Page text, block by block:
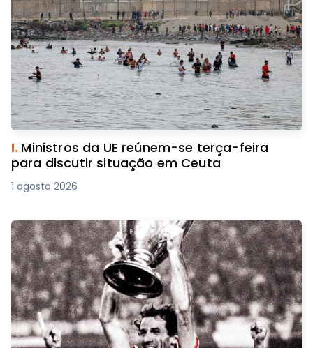
I. Ministros da UE reúnem-se terça-feira
para discutir situação em Ceuta
1 agosto 2026